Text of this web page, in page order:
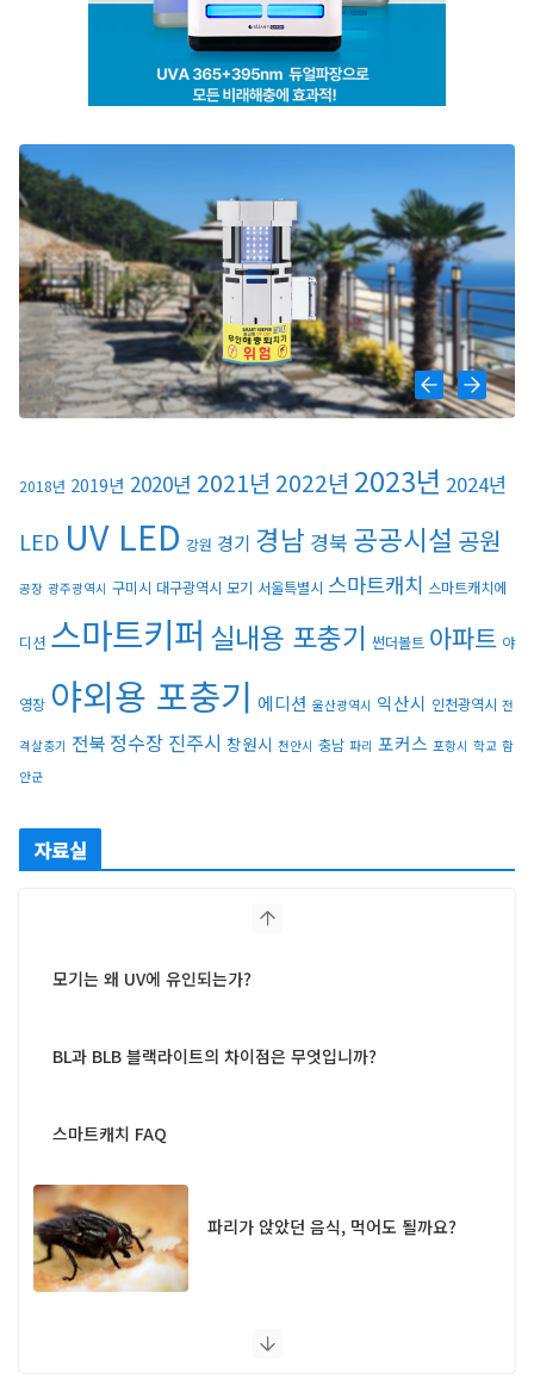
2018년 2019년 2020년 2021년 2022년 2023년 2024년
LED UV LED 강원 경기 경남 경북 공공시설 공원
공장 광주광역시 구미시 대구광역시 모기 서울특별시 스마트캐치 스마트캐치에
디션 스마트키퍼 실내용 포충기 썬더볼트 아파트 야
영장 야외용 포충기 에디션 울산광역시 익산시 인천광역시 전
격살충기 전북 정수장 진주시 창원시 천안시 충남 파리 포커스 포항시 학교 함
안군
자료실
모기는 왜 UV에 유인되는가?
BL과 BLB 블랙라이트의 차이점은 무엇입니까?
스마트캐치 FAQ
파리가 앉았던 음식, 먹어도 될까요?